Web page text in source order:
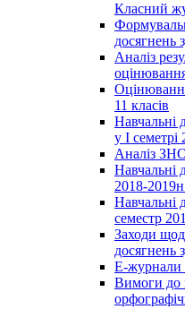
Класний
досягнень
Аналіз
11 класів
Навчальні
у І
Аналіз
Навчальні
2018-
Навчальні
семестр
Заходи
досягнень
Е-журнали
Вимоги до